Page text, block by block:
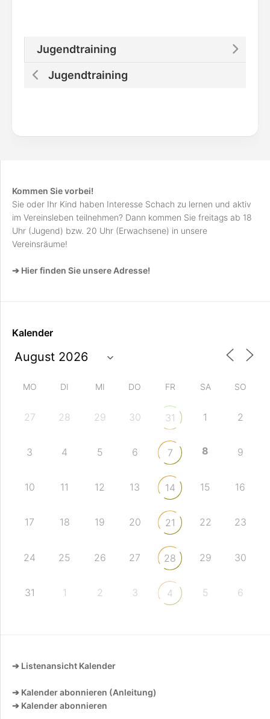
Jugendtraining
Jugendtraining
Kommen Sie vorbei!
Sie oder Ihr Kind haben Interesse Schach zu lernen und aktiv
im Vereinsleben teilnehmen? Dann kommen Sie freitags ab 18
Uhr (Jugend) bzw. 20 Uhr (Erwachsene) in unsere
Vereinsräume!
➔ Hier finden Sie unsere Adresse!
Kalender
MO DI MI DO FR SA SO
27 28 29 30 31 1 2
3 4 5 6 7 8 9
10 11 12 13 14 15 16
17 18 19 20 21 22 23
24 25 26 27 28 29 30
31 1 2 3 4 5 6
➔ Listenansicht Kalender
➔ Kalender abonnieren (Anleitung)
➔ Kalender abonnieren